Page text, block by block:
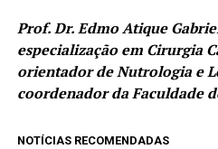
Prof. Dr. Edmo Atique
especialização em Cirurgia
orientador de Nutrologia e
coordenador da Faculdade
NOTÍCIAS RECOMENDADAS